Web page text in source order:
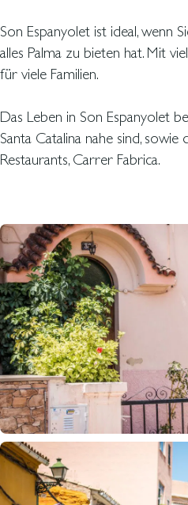
Son Espanyolet ist ideal, wenn
alles Palma zu bieten hat. Mit
für viele Familien.
Das Leben in Son Espanyolet
Santa Catalina nahe sind,
Restaurants, Carrer Fabrica.